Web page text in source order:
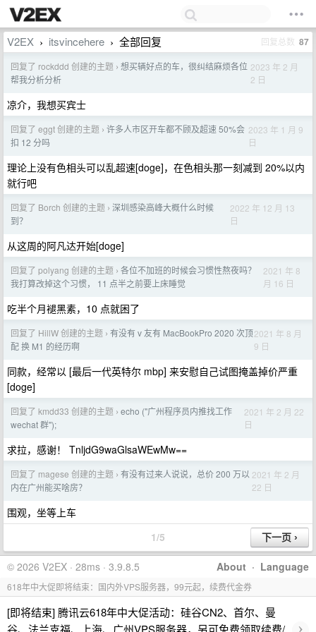
V2EX › itsvincehere › 全部回复 回复总数 87
回复了 rockddd 创建的主题 › 想买辆好点的车，很纠结麻烦各位
帮我分析分析
2023 年 2 月
2 日
凉介，我想买宾士
回复了 eggt 创建的主题 › 许多人市区开车都不顾及超速 50%会
扣 12 分吗
2023 年 1 月 9
日
理论上没有色相头可以乱超速[doge]，在色相头那一刻减到 20%以内
就行吧
回复了 Borch 创建的主题 › 深圳感染高峰大概什么时候
到？
2022 年 12 月 13
日
从这周的阿凡达开始[doge]
回复了 polyang 创建的主题 › 各位不加班的时候会习惯性熬夜吗？
我打算改掉这个习惯， 11 点半之前要上床睡觉
2021 年 8
月 16 日
吃半个月褪黑素，10 点就困了
回复了 HillW 创建的主题 › 有没有 v 友有 MacBookPro 2020 次顶
配 换 M1 的经历啊
2021 年 8 月
9 日
同款，经常以 [最后一代英特尔 mbp] 来安慰自己试图掩盖掉价严重
[doge]
回复了 kmdd33 创建的主题 › echo ("广州程序员内推找工作
wechat 群");
2021 年 2 月 22
日
求拉，感谢！ TnljdG9waGlsaWEwMw==
回复了 magese 创建的主题 › 有没有过来人说说，总价 200 万以
内在广州能买啥房？
2021 年 2 月
22 日
围观，坐等上车
1/5
About · Language
© 2026 V2EX · 28ms · 3.9.8.5
618年中大促即将结束：国内外VPS服务器，99元起，续费代金券
[即将结束] 腾讯云618年中大促活动：硅谷CN2、首尔、曼
谷、法兰克福、上海、广州VPS服务器，另可免费领取续费/
›